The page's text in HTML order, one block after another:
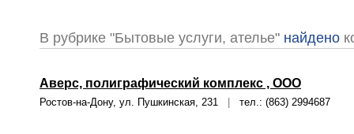
В рубрике "Бытовые услуги, ателье" найдено
Аверс, полиграфический комплекс , ООО
Ростов-на-Дону, ул. Пушкинская, 231 тел.: (863) 2994687